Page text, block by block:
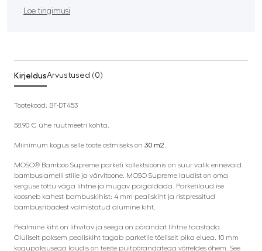
Loe tingimusi
KirjeldusArvustused (0)
Tootekood: BF-DT453
58.90 € ühe ruutmeetri kohta.
Miinimum kogus selle toote ostmiseks on 30 m2
MOSO® Bamboo Supreme parketi kollektsioonis on suur valik erinevaid
bambuslamelli stiile ja värvitoone. MOSO Supreme laudist on oma
kerguse tõttu väga lihtne ja mugav paigaldada. Parketilaud ise
koosneb kahest bambuskihist: 4 mm pealiskiht ja ristpressitud
bambusribadest valmistatud alumine kiht.
Pealmine kiht on lihvitav ja seega on põrandat lihtne taastada.
Oluliselt paksem pealiskiht tagab parketile tõeliselt pika eluea. 10 mm
kogupaksusega laudis on teiste puitpõrandatega võrreldes õhem. See